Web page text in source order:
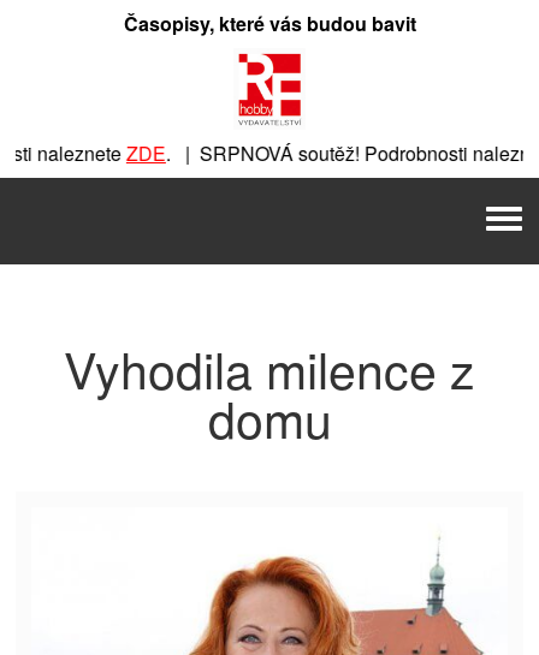
Časopisy, které vás budou bavit
nalezneteZDE. | SRPNOVÁ soutěž! Podrobnosti
. |
Vyhodila milence z
domu